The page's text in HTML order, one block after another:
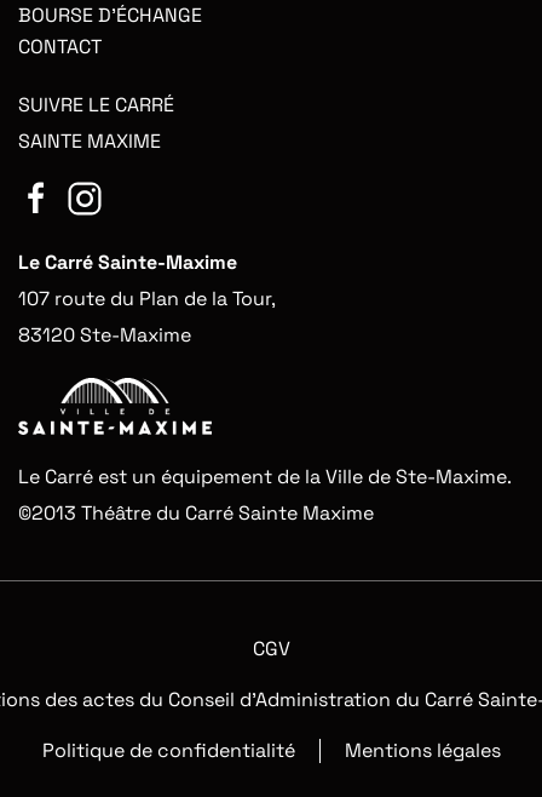
BOURSE D'ÉCHANGE
CONTACT
SUIVRE LE CARRÉ
SAINTE MAXIME
Le Carré Sainte-Maxime
107 route du Plan de la Tour,
83120 Ste-Maxime
Le Carré est un équipement de la Ville de Ste-Maxime.
©2013 Théâtre du Carré Sainte Maxime
CGV
des actes du Conseil d’Administration du Carré
Politique de confidentialité
Mentions légales